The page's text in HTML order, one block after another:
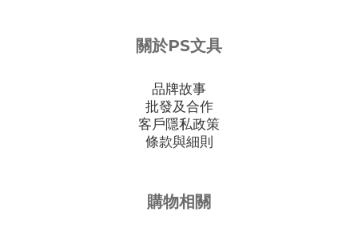
關於PS文具
品牌故事
批發及合作
客戶隱私政策
條款與細則
購物相關